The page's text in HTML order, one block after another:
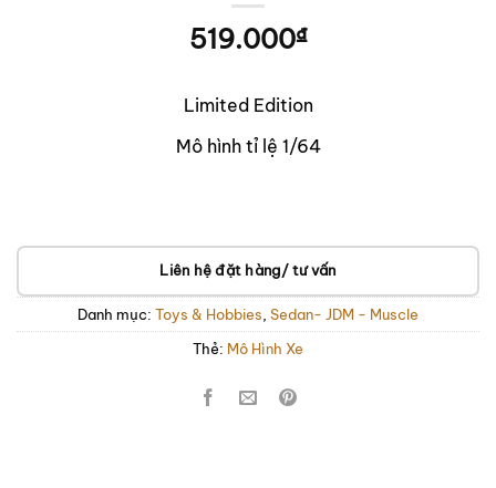
519.000₫
Limited Edition
Mô hình tỉ lệ 1/64
Liên hệ đặt hàng/ tư vấn
Danh mục: Toys & Hobbies Sedan- JDM - Muscle
Thẻ: Mô Hình Xe